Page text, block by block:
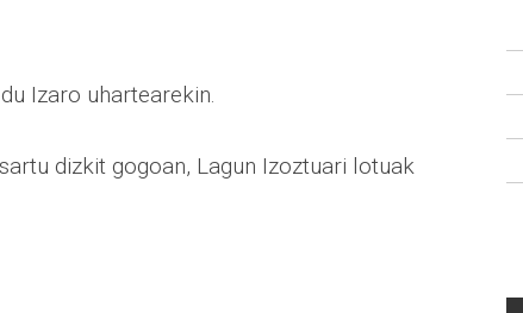
Izaro uhartearekin.
dizkit gogoan, Lagun Izoztuari lotuak